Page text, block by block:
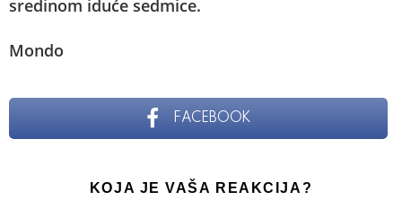
sredinom iduće sedmice.
Mondo
FACEBOOK
KOJA JE VAŠA REAKCIJA?